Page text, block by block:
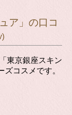
ア」の口コ
東京銀座スキン
コスメです。